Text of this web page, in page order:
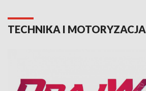
TECHNIKA I MOTORYZACJA